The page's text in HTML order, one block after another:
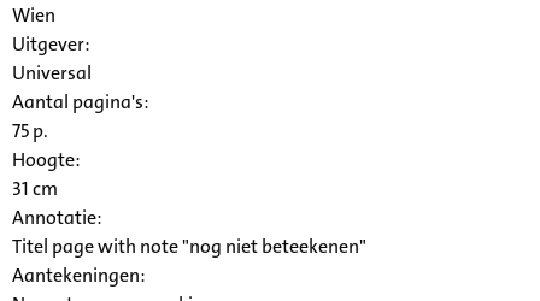
Wien
Uitgever:
Universal
Aantal pagina's:
75 p.
Hoogte:
31 cm
Annotatie:
Titel page with note "nog niet beteekenen"
Aantekeningen: